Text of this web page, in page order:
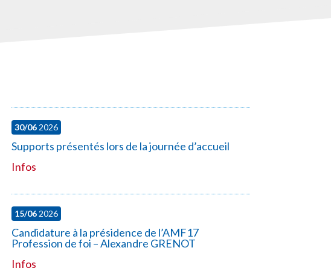
30/062026
Supports présentés lors de la journée d’accueil
Infos
15/062026
Candidature à la présidence de l’AMF17
Profession de foi – Alexandre GRENOT
Infos